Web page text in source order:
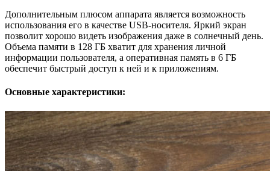
Дополнительным плюсом аппарата является возможность
использования его в качестве USB-носителя. Яркий экран
позволит хорошо видеть изображения даже в солнечный день.
Объема памяти в 128 ГБ хватит для хранения личной
информации пользователя, а оперативная память в 6 ГБ
обеспечит быстрый доступ к ней и к приложениям.
Основные характеристики: